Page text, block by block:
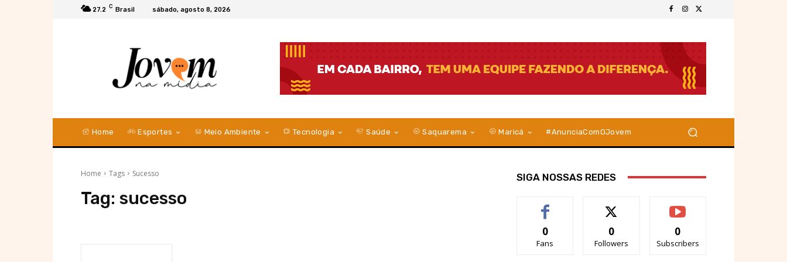
27.2 C Brasil sábado, agosto 8, 2026
Home Esportes Meio Ambiente Tecnologia Saúde Saquarema Maricá #AnunciaComOJovem
Home Tags Sucesso
Tag: sucesso
SIGA NOSSAS REDES
0
Fans
0
Followers
0
Subscribers